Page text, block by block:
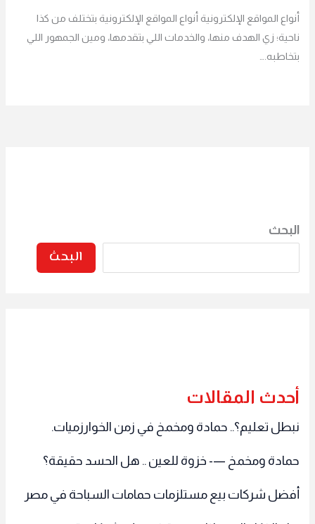
أنواع المواقع الإلكترونية أنواع المواقع الإلكترونية بتختلف من كذا
ناحية؛ زي الهدف منها، والخدمات اللي بتقدمها، ومين الجمهور اللي
بتخاطبه.…
البحث
البحث
أحدث المقالات
نبطل تعليم؟.. حمادة ومخمخ في زمن الخوارزميات.
حمادة ومخمخ —- خزوة للعين .. هل الحسد حقيقة؟
أفضل شركات بيع مستلزمات حمامات السباحة في مصر